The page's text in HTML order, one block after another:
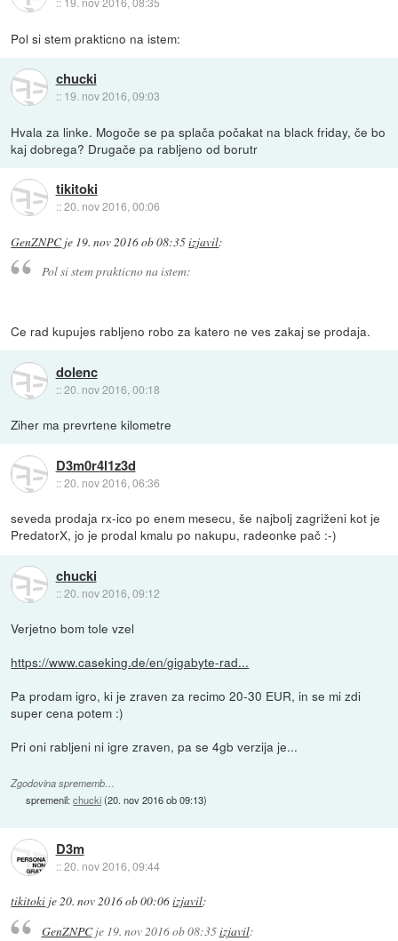
Pol si stem prakticno na istem:
chucki
:: 19. nov 2016, 09:03
Hvala za linke. Mogoče se pa splača počakat na black friday, če bo
kaj dobrega? Drugače pa rabljeno od borutr
tikitoki
::20. nov 2016, 00:06
GenZNPCje 19. nov 2016 ob 08:35izjavil:
Pol si stem prakticno na istem:
Ce rad kupujes rabljeno robo za katero ne ves zakaj se prodaja.
dolenc
::20. nov 2016, 00:18
Ziher ma prevrtene kilometre
D3m0r4l1z3d
::20. nov 2016, 06:36
seveda prodaja rx-ico po enem mesecu, še najbolj zagriženi kot je
PredatorX, jo je prodal kmalu po nakupu, radeonke pač :-)
chucki
::20. nov 2016, 09:12
Verjetno bom tole vzel
https://www.caseking.de/en/gigabyte-rad...
Pa prodam igro, ki je zraven za recimo 20-30 EUR, in se mi zdi
super cena potem :)
Pri oni rabljeni ni igre zraven, pa se 4gb verzija je...
Zgodovina sprememb…
spremenil:chucki(20. nov 2016 ob 09:13)
D3m
::20. nov 2016, 09:44
tikitoki je20. nov 2016 ob 00:06izjavil:
GenZNPCje 19. nov 2016 ob 08:35izjavil: